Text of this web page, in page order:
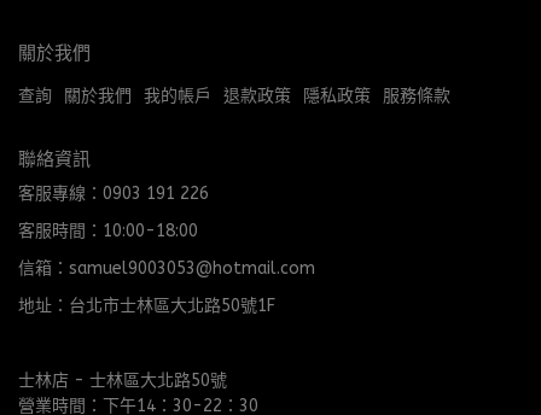
關於我們
查詢 關於我們 我的帳戶 退款政策 隱私政策 服務條款
聯絡資訊
客服專線：0903 191 226
客服時間：10:00-18:00
信箱：samuel9003053@hotmail.com
地址：台北市士林區大北路50號1F
士林店 - 士林區大北路50號
營業時間：下午14：30-22：30